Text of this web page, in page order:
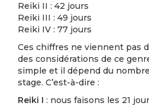
Reiki II : 42 jours
Reiki III : 49 jours
Reiki IV : 77 jours
Ces chiffres ne viennent pas
des considérations de ce
simple et il dépend du
stage. C’est-à-dire :
Reiki I : nous faisons les 21